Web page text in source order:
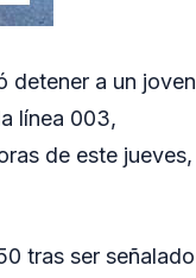
detener a un joven
línea 003,
de este jueves,
tras ser señalado